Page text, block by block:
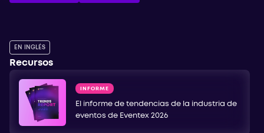
EN INGLÉS
Recursos
INFORME
El informe de tendencias de la industria de
eventos de Eventex 2026